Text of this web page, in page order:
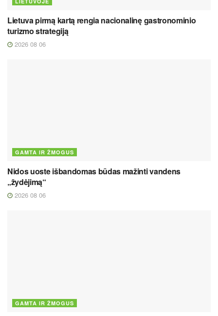
Lietuva pirmą kartą rengia nacionalinę gastronominio
turizmo strategiją
2026 08 06
GAMTA IR ŽMOGUS
Nidos uoste išbandomas būdas mažinti vandens
„žydėjimą“
2026 08 06
GAMTA IR ŽMOGUS